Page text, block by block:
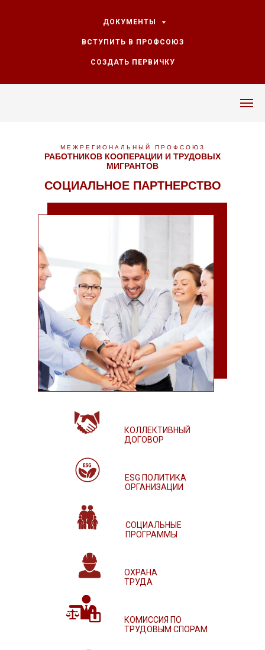
ДОКУМЕНТЫ
ВСТУПИТЬ В ПРОФСОЮЗ
СОЗДАТЬ ПЕРВИЧКУ
МЕЖРЕГИОНАЛЬНЫЙ ПРОФСОЮЗ
РАБОТНИКОВ КООПЕРАЦИИ И ТРУДОВЫХ
МИГРАНТОВ
КОЛЛЕКТИВНЫЙ
ДОГОВОР
ESG ПОЛИТИКА
ОРГАНИЗАЦИИ
СОЦИАЛЬНЫЕ
ПРОГРАММЫ
КОМИССИЯ ПО
ТРУДОВЫМ СПОРАМ
ОХРАНА
ТРУДА
СОЦИАЛЬНОЕ ПАРТНЕРСТВО